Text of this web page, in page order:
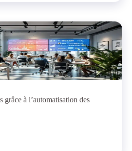
grâce à l’automatisation des